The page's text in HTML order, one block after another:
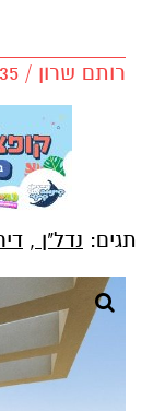
רותם שרון / 17:35 14.12.25
תגים: נדל"ן ,